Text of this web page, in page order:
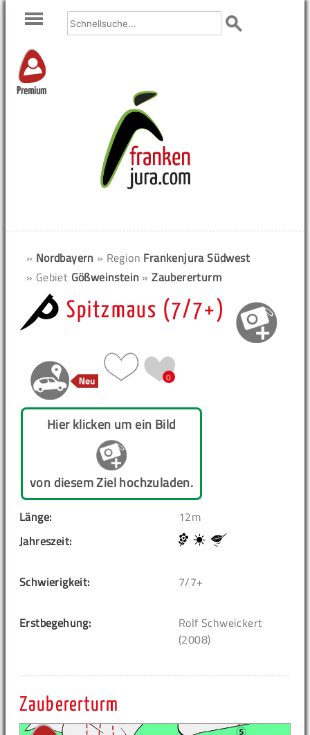
Premium
» Nordbayern » Region Frankenjura Südwest
» Gebiet Gößweinstein »Zaubererturm
Spitzmaus (7/7+)
0
Hier klicken um ein Bild
von diesem Ziel hochzuladen.
Länge:
12m
Jahreszeit:
Schwierigkeit: 7/7+
Erstbegehung:
Rolf Schweickert
(2008)
Zaubererturm